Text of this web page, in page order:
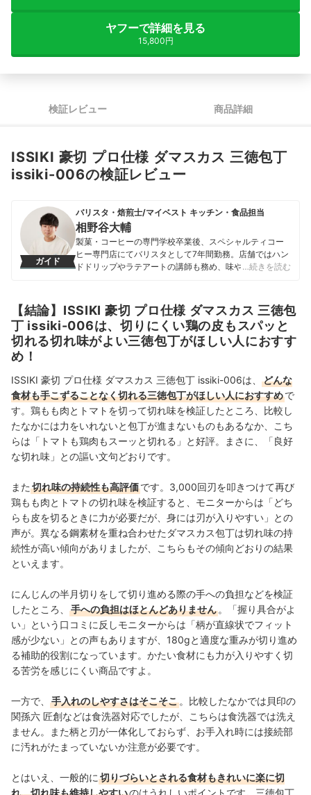
ヤフーで詳細を見る
15,800円
検証レビュー 商品詳細
ISSIKI 豪切 プロ仕様 ダマスカス 三徳包丁
issiki-006の検証レビュー
ガイド
バリスタ・焙煎士/マイベスト キッチン・食品担当
相野谷大輔
製菓・コーヒーの専門学校卒業後、スペシャルティコー
ヒー専門店にてバリスタとして7年間勤務。店舗ではハン
ドドリップやラテアートの講師も務め、味や香りへの繊
調理器具やキッチン雑貨、食品・ドリンク、ギフトアイ
テムなど、食まわり全般の商材の比較検証を担当。「ユ
ーザーの立場に立って考える」をモットーに、日々の業
務に取り組んでいる。また、焙煎士・バリスタとして現
相野谷大輔のプロフィール
…続きを読む
【結論】ISSIKI 豪切 プロ仕様 ダマスカス 三徳包
丁 issiki-006は、切りにくい鶏の皮もスパッと
切れる切れ味がよい三徳包丁がほしい人におすす
め！
ISSIKI 豪切 プロ仕様 ダマスカス 三徳包丁 issiki-006は、
どんな
食材も手こずることなく切れる三徳包丁がほしい人におすすめで
す。鶏もも肉とトマトを切って切れ味を検証したところ、比較し
たなかには力をいれないと包丁が進まないものもあるなか、こち
らは「トマトも鶏肉もスーッと切れる」と好評。まさに、「良好
な切れ味」との謳い文句どおりです。
また 切れ味の持続性も高評価です。3,000回刃を叩きつけて再び
鶏もも肉とトマトの切れ味を検証すると、モニターからは「どち
らも皮を切るときに力が必要だが、身には刃が入りやすい」との
声が。異なる鋼素材を重ね合わせたダマスカス包丁は切れ味の持
続性が高い傾向がありましたが、こちらもその傾向どおりの結果
といえます。
にんじんの半月切りをして切り進める際の手への負担などを検証
したところ、
手への負担はほとんどありません 。「握り具合がよ
い」という口コミに反しモニターからは「柄が直線状でフィット
感が少ない」との声もありますが、180gと適度な重みが切り進め
る補助的役割になっています。かたい食材にも力が入りやすく切
る苦労を感じにくい商品ですよ。
一方で、 手入れのしやすさはそこそこ 。比較したなかでは貝印の
関孫六 匠創などは食洗器対応でしたが、こちらは食洗器では洗え
ません。また柄と刃が一体化しておらず、お手入れ時には接続部
に汚れがたまっていないか注意が必要です。
とはいえ、一般的に 切りづらいとされる食材もきれいに楽に切
れ、切れ味も維持しやすいのはうれしいポイントです。三徳包丁